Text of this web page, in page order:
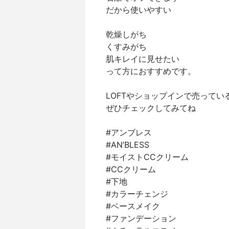
だから使いやすい⁣
乾燥しがち
くすみがち
肌キレイに見せたい
って方におすすめです。
LOFTやショップインで売ってい
ぜひチェックしてみてね⁣
#アンブレス ⁣
#AN’BLESS ⁣
#モイストCCクリーム ⁣
#CCクリーム ⁣
#下地 ⁣
#カラーチェンジ ⁣
#ベースメイク ⁣
#ファンデーション ⁣